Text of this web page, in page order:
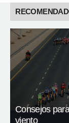
Consejos
viento